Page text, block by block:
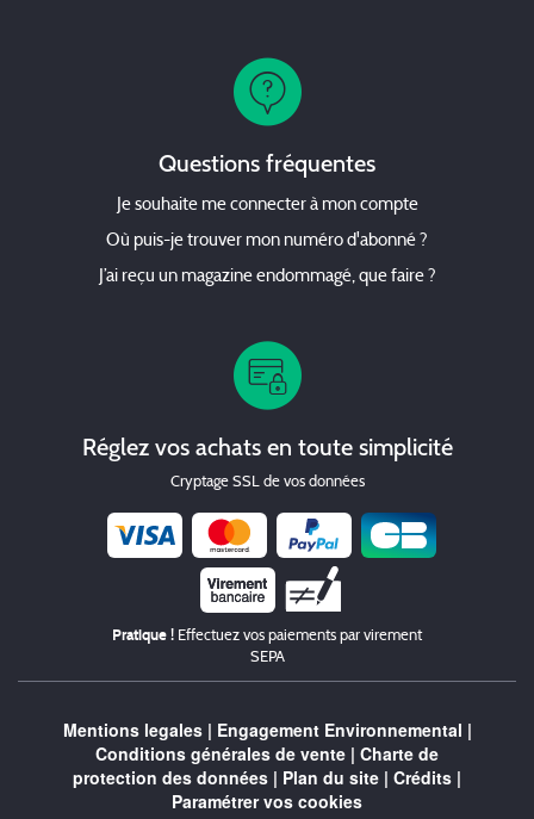
Questions fréquentes
Je souhaite me connecter à mon compte
Où puis-je trouver mon numéro d'abonné ?
J’ai reçu un magazine endommagé, que faire ?
Réglez vos achats en toute simplicité
Cryptage SSL de vos données
Chèque
Pratique ! Effectuez vos paiements par virement
SEPA
Mentions legales| Engagement Environnemental |
Conditions générales de vente | Charte de
protection des données | Plan du site | Crédits |
Paramétrer vos cookies